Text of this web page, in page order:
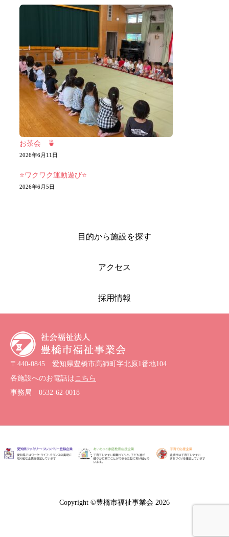
お茶会 🍵
2026年6月11日
⭐ワクワク運動遊び⭐
2026年6月5日
目的から施設を探す
アクセス
採用情報
〒440-0845 愛知県豊橋市高師町字北原1番地104
各施設へのお電話は こちら
事務局 0532-62-0018
Copyright ©豊橋市福祉事業会 2026